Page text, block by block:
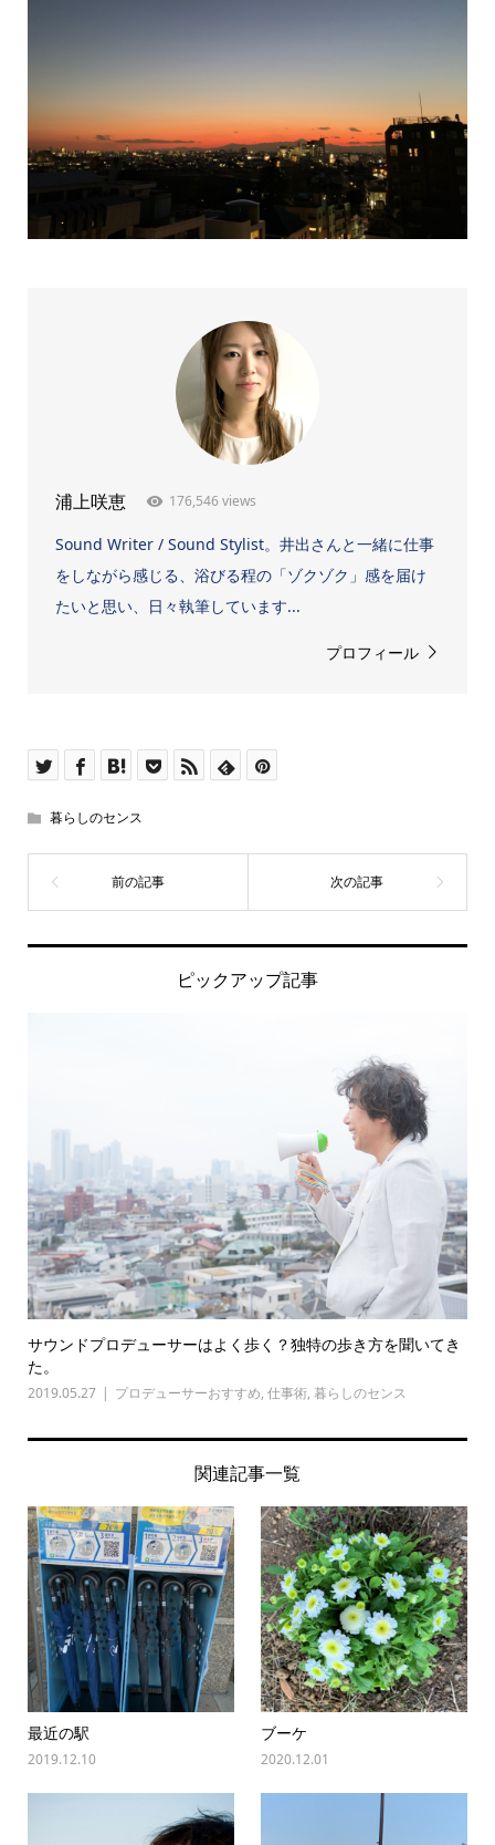
浦上咲恵 176,546 views
Sound Writer / Sound Stylist。井出さんと一緒に仕事
をしながら感じる、浴びる程の「ゾクゾク」感を届け
たいと思い、日々執筆しています...
プロフィール
暮らしのセンス
ピックアップ記事
サウンドプロデューサーはよく歩く？独特の歩き方を聞いてき
た。
2019.05.27 プロデューサーおすすめ, 仕事術, 暮らしのセンス
関連記事一覧
最近の駅
2019.12.10
ブーケ
2020.12.01